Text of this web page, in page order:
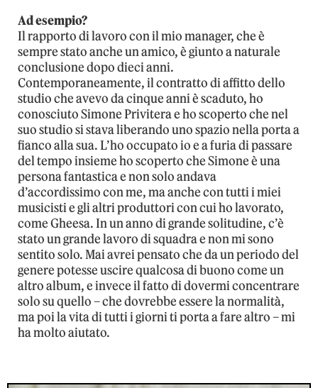
Ad esempio?
Il rapporto di lavoro con il mio manager, che è
sempre stato anche un amico, è giunto a naturale
conclusione dopo dieci anni.
Contemporaneamente, il contratto di affitto dello
studio che avevo da cinque anni è scaduto, ho
conosciuto Simone Privitera e ho scoperto che nel
suo studio si stava liberando uno spazio nella porta a
fianco alla sua. L’ho occupato io e a furia di passare
del tempo insieme ho scoperto che Simone è una
persona fantastica e non solo andava
d’accordissimo con me, ma anche con tutti i miei
musicisti e gli altri produttori con cui ho lavorato,
come Gheesa. In un anno di grande solitudine, c’è
stato un grande lavoro di squadra e non mi sono
sentito solo. Mai avrei pensato che da un periodo del
genere potesse uscire qualcosa di buono come un
altro album, e invece il fatto di dovermi concentrare
solo su quello – che dovrebbe essere la normalità,
ma poi la vita di tutti i giorni ti porta a fare altro – mi
ha molto aiutato.